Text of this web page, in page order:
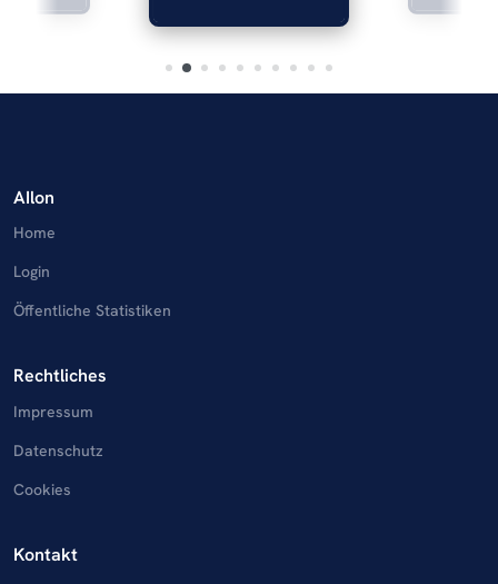
AIlon
Home
Login
Öffentliche Statistiken
Rechtliches
Impressum
Datenschutz
Cookies
Kontakt